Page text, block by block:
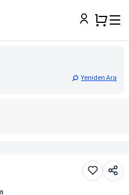
Yeniden Ara